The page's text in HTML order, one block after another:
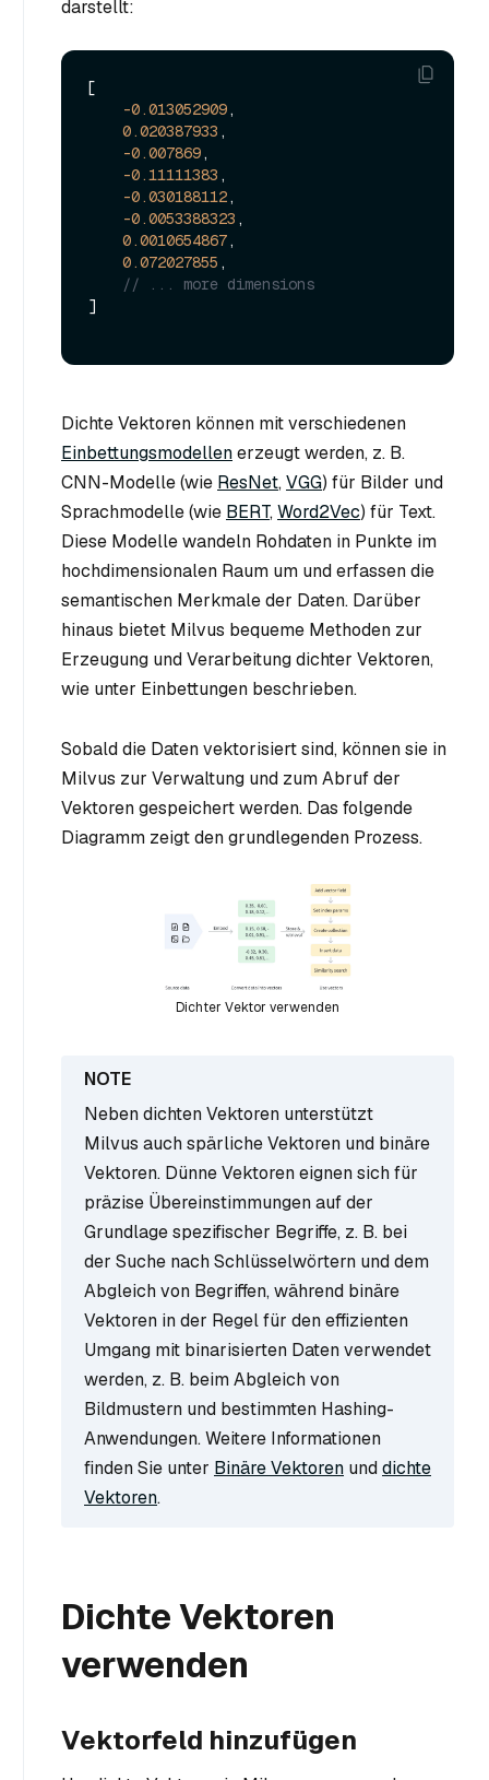
darstellt:
[
-0.013052909,
0.020387933 ,
-0.007869,
-0.11111383 ,
-0.030188112,
-0.0053388323 ,
0.0010654867,
0.072027855 ,
// ... more dimensions
]
Dichte Vektoren können mit verschiedenen
Einbettungsmodellenerzeugt werden, z. B.
CNN-Modelle (wie ResNet,VGG) für Bilder und
Sprachmodelle (wie BERT,Word2Vec) für Text.
Diese Modelle wandeln Rohdaten in Punkte im
hochdimensionalen Raum um und erfassen die
semantischen Merkmale der Daten. Darüber
hinaus bietet Milvus bequeme Methoden zur
Erzeugung und Verarbeitung dichter Vektoren,
wie unter Einbettungen beschrieben.
Sobald die Daten vektorisiert sind, können sie in
Milvus zur Verwaltung und zum Abruf der
Vektoren gespeichert werden. Das folgende
Diagramm zeigt den grundlegenden Prozess.
Dichter Vektor verwenden
Neben dichten Vektoren unterstützt
Milvus auch spärliche Vektoren und binäre
Vektoren. Dünne Vektoren eignen sich für
präzise Übereinstimmungen auf der
Grundlage spezifischer Begriffe, z. B. bei
der Suche nach Schlüsselwörtern und dem
Abgleich von Begriffen, während binäre
Vektoren in der Regel für den effizienten
Umgang mit binarisierten Daten verwendet
werden, z. B. beim Abgleich von
Bildmustern und bestimmten Hashing-
Anwendungen. Weitere Informationen
finden Sie unter Binäre Vektoren unddichte
Vektoren.
Dichte Vektoren
verwenden
Vektorfeld hinzufügen